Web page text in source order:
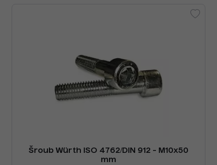
Šroub Würth ISO 4762/DIN 912 - M10x50
mm